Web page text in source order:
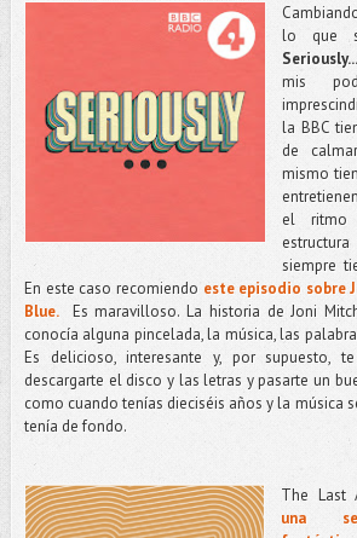
lo que
mis
la BBC
de
mismo
el ritmo
siempre
En este caso recomiendo este episodio sobre
Blue.
Es maravilloso. La historia de Joni
conocía alguna pincelada, la música, las
Es delicioso, interesante y, por supuesto,
descargarte el disco y las letras y pasarte un
como cuando tenías dieciséis años y la música
tenía de fondo.
The Last
una